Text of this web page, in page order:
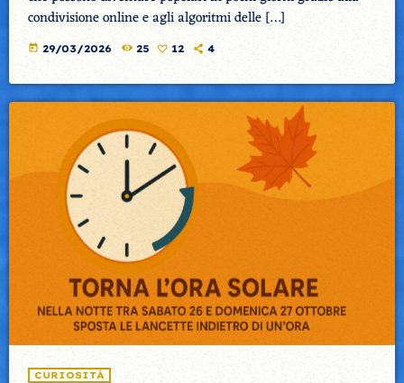
condivisione online e agli algoritmi delle […]
today 29/03/2026 25 12 4
CURIOSITÀ